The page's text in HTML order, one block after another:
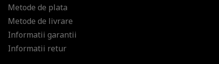
Metode de plata
Metode de livrare
Informatii garantii
Informatii retur